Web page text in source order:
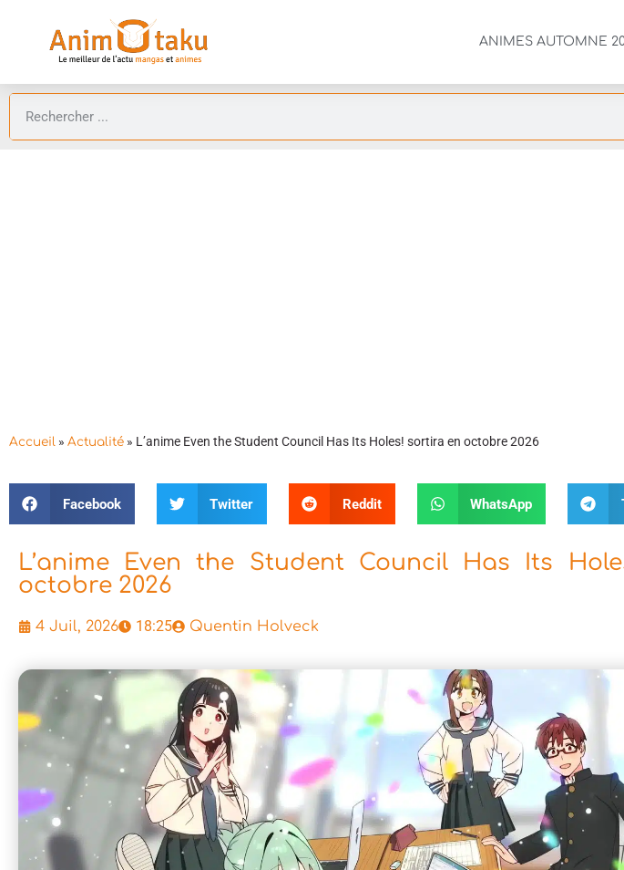
ANIMES AUTOMNE
Accueil » Actualité » L’anime Even the Student Council Has Its Holes! sortira en octobre 2026
Facebook Twitter Reddit WhatsApp
L’anime Even the Student Council Has Its
octobre 2026
4 Juil, 2026 18:25 Quentin Holveck